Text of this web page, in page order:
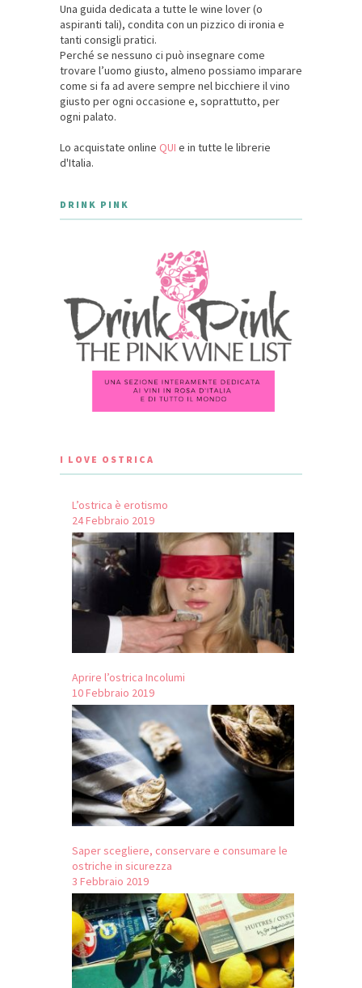
Una guida dedicata a tutte le wine lover (o
aspiranti tali), condita con un pizzico di ironia e
tanti consigli pratici.
Perché se nessuno ci può insegnare come
trovare l’uomo giusto, almeno possiamo imparare
come si fa ad avere sempre nel bicchiere il vino
giusto per ogni occasione e, soprattutto, per
ogni palato.
Lo acquistate online QUI e in tutte le librerie
d'Italia.
DRINK PINK
I LOVE OSTRICA
L’ostrica è erotismo
24 Febbraio 2019
Aprire l’ostrica Incolumi
10 Febbraio 2019
Saper scegliere, conservare e consumare le
ostriche in sicurezza
3 Febbraio 2019